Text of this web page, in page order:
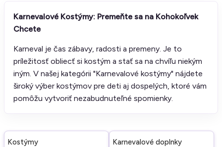
Karnevalové Kostýmy: Premeňte sa na Kohokoľvek
Chcete
Karneval je čas zábavy, radosti a premeny. Je to
príležitosť obliecť si kostým a stať sa na chvíľu niekým
iným. V našej kategórii "Karnevalové kostýmy" nájdete
široký výber kostýmov pre deti aj dospelých, ktoré vám
pomôžu vytvoriť nezabudnuteľné spomienky.
Kostýmy Karnevalové doplnky